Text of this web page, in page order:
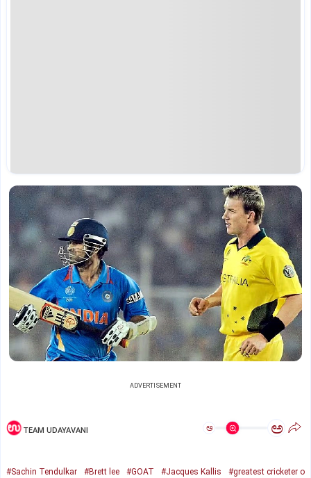
ADVERTISEMENT
TEAM UDAYAVANI ಅ ಅ
#Sachin Tendulkar #Brett lee #GOAT #Jacques Kallis
#greatest cricketer o